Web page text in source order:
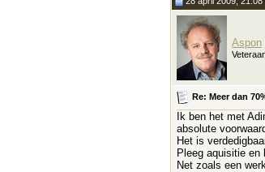
Aspon
Re: Meer dan
Ik ben het met
absolute
Het is
Pleeg aquisitie en
Net zoals een